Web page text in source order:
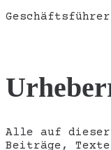
Alle auf dieser
Beiträge,